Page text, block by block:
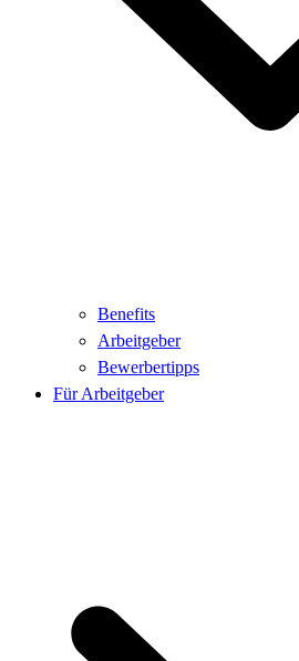
Benefits
Arbeitgeber
Bewerbertipps
Für Arbeitgeber